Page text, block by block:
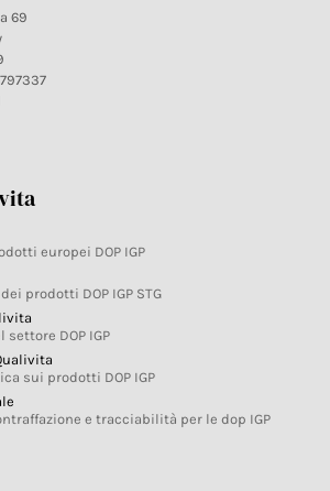
69
europei DOP IGP
prodotti DOP IGP STG
DOP IGP
sui prodotti DOP IGP
e tracciabilità per le dop IGP